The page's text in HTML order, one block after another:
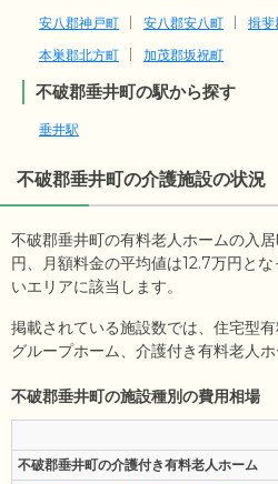
安八郡神戸町
安八郡安八町 揖斐
本巣郡北方町
加茂郡坂祝町
不破郡垂井町の駅から探す
垂井駅
不破郡垂井町の介護施設の状況
不破郡垂井町の有料老人ホームの入
円、月額料金の平均値は12.7万円とな
いエリアに該当します。
掲載されている施設数では、住宅型
グループホーム、介護付き有料老人ホ
不破郡垂井町の施設種別の費用相場
不破郡垂井町の介護付き有料老人ホーム